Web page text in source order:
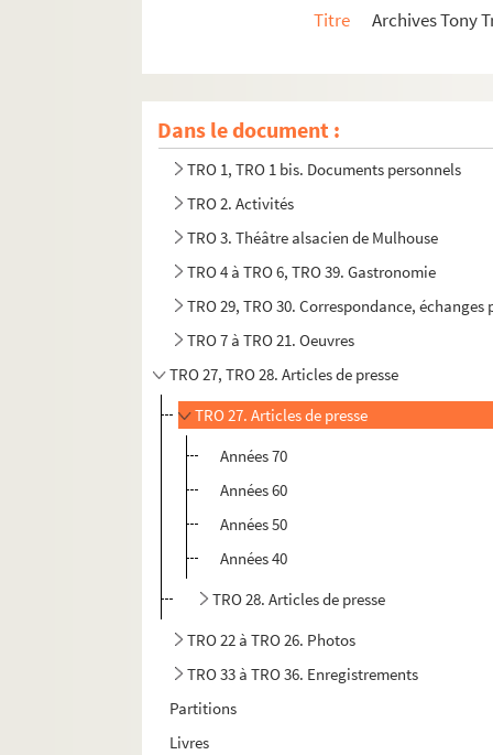
Titre
Archives Tony
Dans le document :
TRO 1, TRO 1 bis. Documents personnels
TRO 2. Activités
TRO 3. Théâtre alsacien de Mulhouse
TRO 4 à TRO 6, TRO 39. Gastronomie
TRO 29, TRO 30. Correspondance, échanges
TRO 7 à TRO 21. Oeuvres
TRO 27, TRO 28. Articles de presse
TRO 27. Articles de presse
Années 70
Années 60
Années 50
Années 40
TRO 28. Articles de presse
TRO 22 à TRO 26. Photos
TRO 33 à TRO 36. Enregistrements
Partitions
Livres